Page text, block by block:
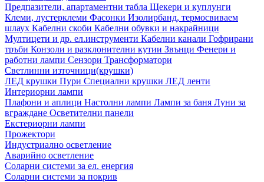
Предпазители, апартаментни табла Щекери и куплунги
Клеми, лустерклеми Фасонки Изолирбанд, термосвиваем
шлаух Кабелни скоби Кабелни обувки и накрайници
Мултицети и др. ел.инструменти Кабелни канали Гофрирани
тръби Конзоли и разклонителни кутии Звънци Фенери и
работни лампи Сензори Трансформатори
Светлинни източници(крушки)
ЛЕД крушки Пури Специални крушки ЛЕД ленти
Интериорни лампи
Плафони и аплици Настолни лампи Лампи за баня Луни за
вграждане Осветителни панели
Екстериорни лампи
Прожектори
Индустриално осветление
Аварийно осветление
Соларни системи за ел. енергия
Соларни системи за покрив